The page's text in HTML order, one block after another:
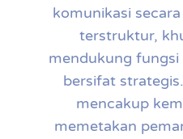
komunikasi
terstruktur,
mendukung fungsi
bersifat
mencakup
memetakan